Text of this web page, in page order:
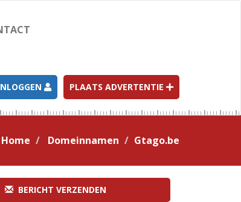
PLAATS ADVERTENTIE
Home Domeinnamen Gtago.be
BERICHT VERZENDEN